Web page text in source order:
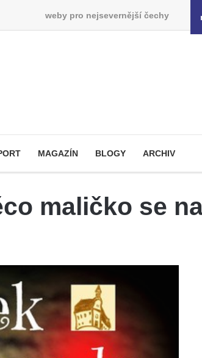
weby pro nejsevernější čechy
MAGAZÍN BLOGY ARCHIV
maličko se